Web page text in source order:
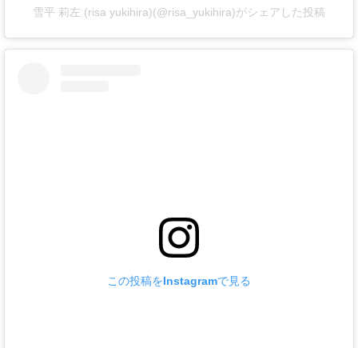
雪平 莉左 (risa yukihira)(@risa_yukihira)がシェアした投稿
この投稿をInstagramで見る